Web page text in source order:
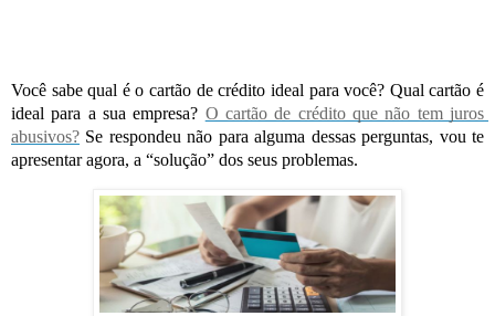
Você sabe qual é o cartão de crédito ideal para você? Qual cartão é
ideal para a sua empresa? O cartão de crédito que não tem juros
abusivos? Se respondeu não para alguma dessas perguntas, vou te
apresentar agora, a “solução” dos seus problemas.